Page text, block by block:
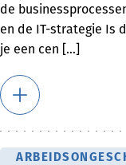
de
en de IT-strategie Is
je een cen [...]